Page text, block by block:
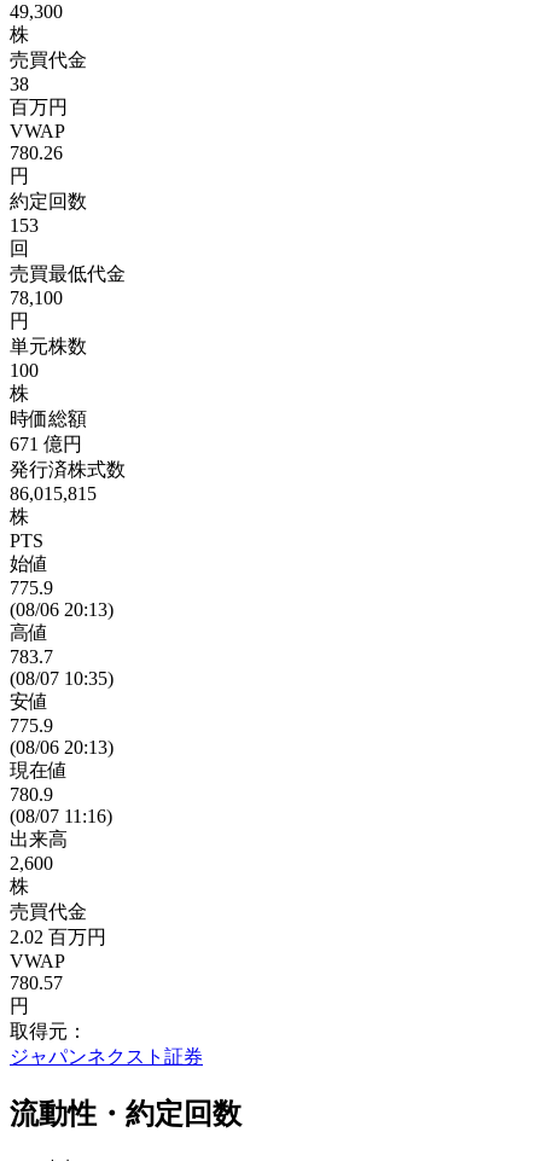
49,300
株
売買代金
38
百万円
VWAP
780.26
円
約定回数
153
回
売買最低代金
78,100
円
単元株数
100
株
時価総額
671 億円
発行済株式数
86,015,815
株
PTS
始値
775.9
(08/06 20:13)
高値
783.7
(08/07 10:35)
安値
775.9
(08/06 20:13)
現在値
780.9
(08/07 11:16)
出来高
2,600
株
売買代金
2.02 百万円
VWAP
780.57
円
取得元：
ジャパンネクスト証券
流動性・約定回数